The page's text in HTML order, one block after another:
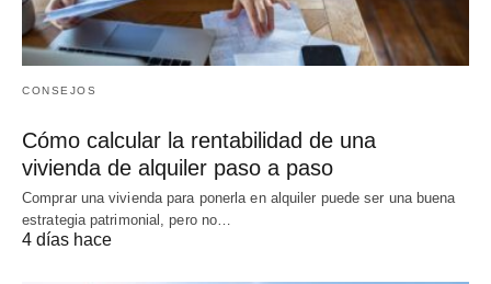
CONSEJOS
Cómo calcular la rentabilidad de una
vivienda de alquiler paso a paso
Comprar una vivienda para ponerla en alquiler puede ser una buena
estrategia patrimonial, pero no…
4 días hace